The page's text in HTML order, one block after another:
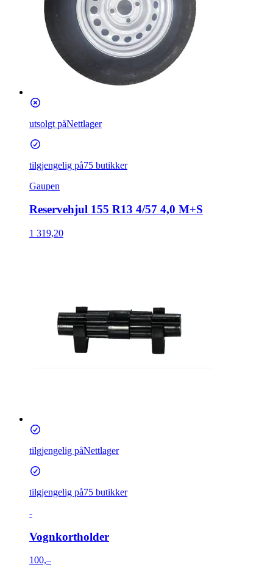
utsolgt påNettlager
tilgjengelig på75 butikker
Gaupen
Reservehjul 155 R13 4/57 4,0 M+S
1 319,20
tilgjengelig påNettlager
tilgjengelig på75 butikker
-
Vognkortholder
100,–